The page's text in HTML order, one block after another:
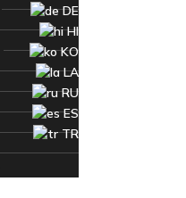
DE
HI
KO
LA
RU
ES
TR